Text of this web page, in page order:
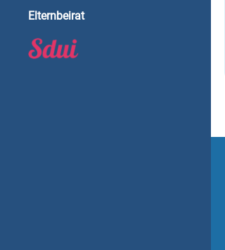
Elternbeirat